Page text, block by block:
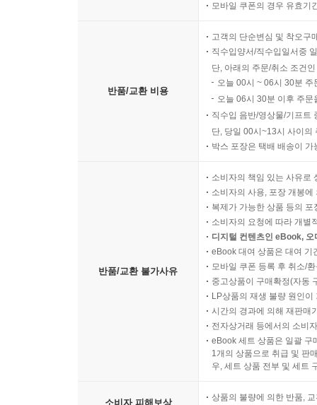
모바일 쿠폰의 경우 유효기
반품/교환 비용
고객의 단순변심 및 착오구
직수입양서/직수입일서중
단, 아래의 주문/취소 조건
오늘 00시 ~ 06시 30분
오늘 06시 30분 이후 주
직수입 음반/영상물/기프트
단, 당일 00시~13시 사이의
박스 포장은 택배 배송이
반품/교환 불가사유
소비자의 책임 있는 사유로
소비자의 사용, 포장 개봉
복제가 가능한 상품 등의
소비자의 요청에 따라 개별
디지털 컨텐츠인 eBook,
eBook 대여 상품은 대여 기
모바일 쿠폰 등록 후 취소/
중고상품이 구매확정(자동
LP상품의 재생 불량 원인
시간의 경과에 의해 재판매
전자상거래 등에서의 소비
eBook 세트 상품은 일괄 구
1개의 상품으로 취급 및 판
우, 세트 상품 전부 및 세트
소비자 피해보상 상품의 불량에 의한 반품,